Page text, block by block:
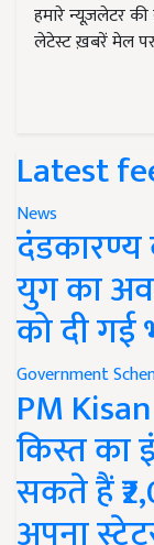
हमारे न्यूज़लेटर
लेटेस्ट ख़बरें मेल
Latest
News
दंडकारण्य
युग का
को दी गई
Government
PM
किस्त का
सकते हैं